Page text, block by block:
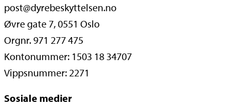
post@dyrebeskyttelsen.no
Øvre gate 7, 0551 Oslo
Orgnr. 971 277 475
Kontonummer: 1503 18 34707
Vippsnummer: 2271
Sosiale medier